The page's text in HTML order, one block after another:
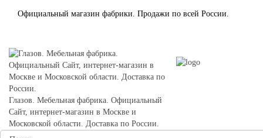
Официальный магазин фабрики. Продажи по всей России.
Глазов. Мебельная фабрика. Официальный
Сайт, интернет-магазин в Москве и
Московской области. Доставка по России.